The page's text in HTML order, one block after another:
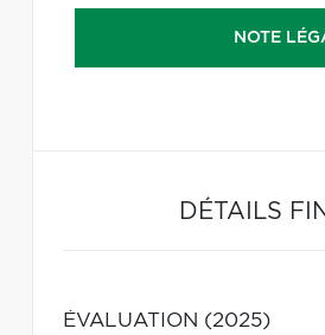
NOTE
DÉTAILS
ÉVALUATION (2025)